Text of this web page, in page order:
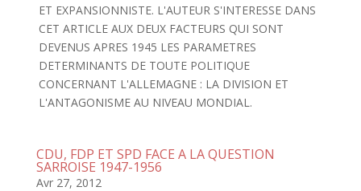
ET EXPANSIONNISTE. L'AUTEUR S'INTERESSE DANS
CET ARTICLE AUX DEUX FACTEURS QUI SONT
DEVENUS APRES 1945 LES PARAMETRES
DETERMINANTS DE TOUTE POLITIQUE
CONCERNANT L'ALLEMAGNE : LA DIVISION ET
L'ANTAGONISME AU NIVEAU MONDIAL.
CDU, FDP ET SPD FACE A LA QUESTION
SARROISE 1947-1956
Avr 27, 2012